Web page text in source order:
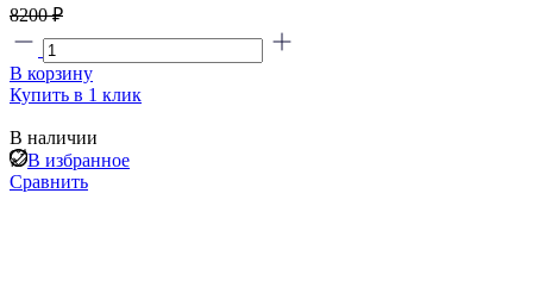
8200 ₽
В корзину
Купить в 1 клик
В наличии
В избранное
Сравнить